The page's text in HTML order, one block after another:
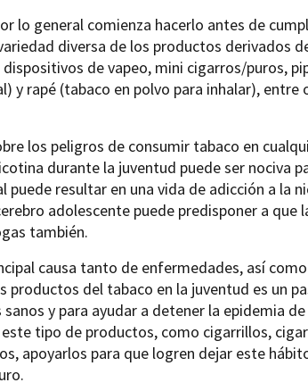
lo general comienza hacerlo antes de
diversa de los productos derivados
de vapeo, mini cigarros/puros,
y rapé (tabaco en polvo para inhalar),
los peligros de consumir tabaco en
durante la juventud puede ser nociva
resultar en una vida de adicción a la
adolescente puede predisponer a que
también.
causa tanto de enfermedades, así
productos del tabaco en la juventud es un
y para ayudar a detener la epidemia
tipo de productos, como cigarrillos,
apoyarlos para que logren dejar este